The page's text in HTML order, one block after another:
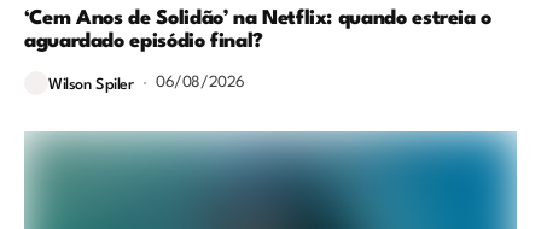
‘Cem Anos de Solidão’ na Netflix: quando estreia o
aguardado episódio final?
Wilson Spiler 06/08/2026